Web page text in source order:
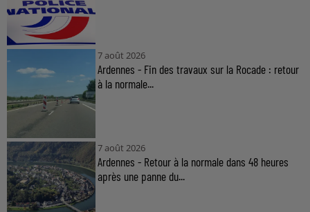
7 août 2026
Ardennes - Fin des travaux sur la Rocade : retour
à la normale...
7 août 2026
Ardennes - Retour à la normale dans 48 heures
après une panne du...